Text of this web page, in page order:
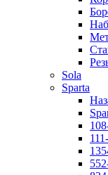
Sola
Sparta